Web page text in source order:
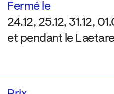
Fermé le
24.12, 25.12, 31.12,
et pendant le